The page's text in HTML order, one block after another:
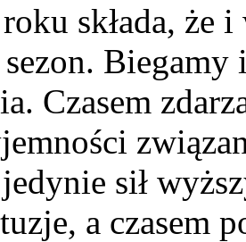
składa, że
Biegamy
Czasem
sił
a czasem